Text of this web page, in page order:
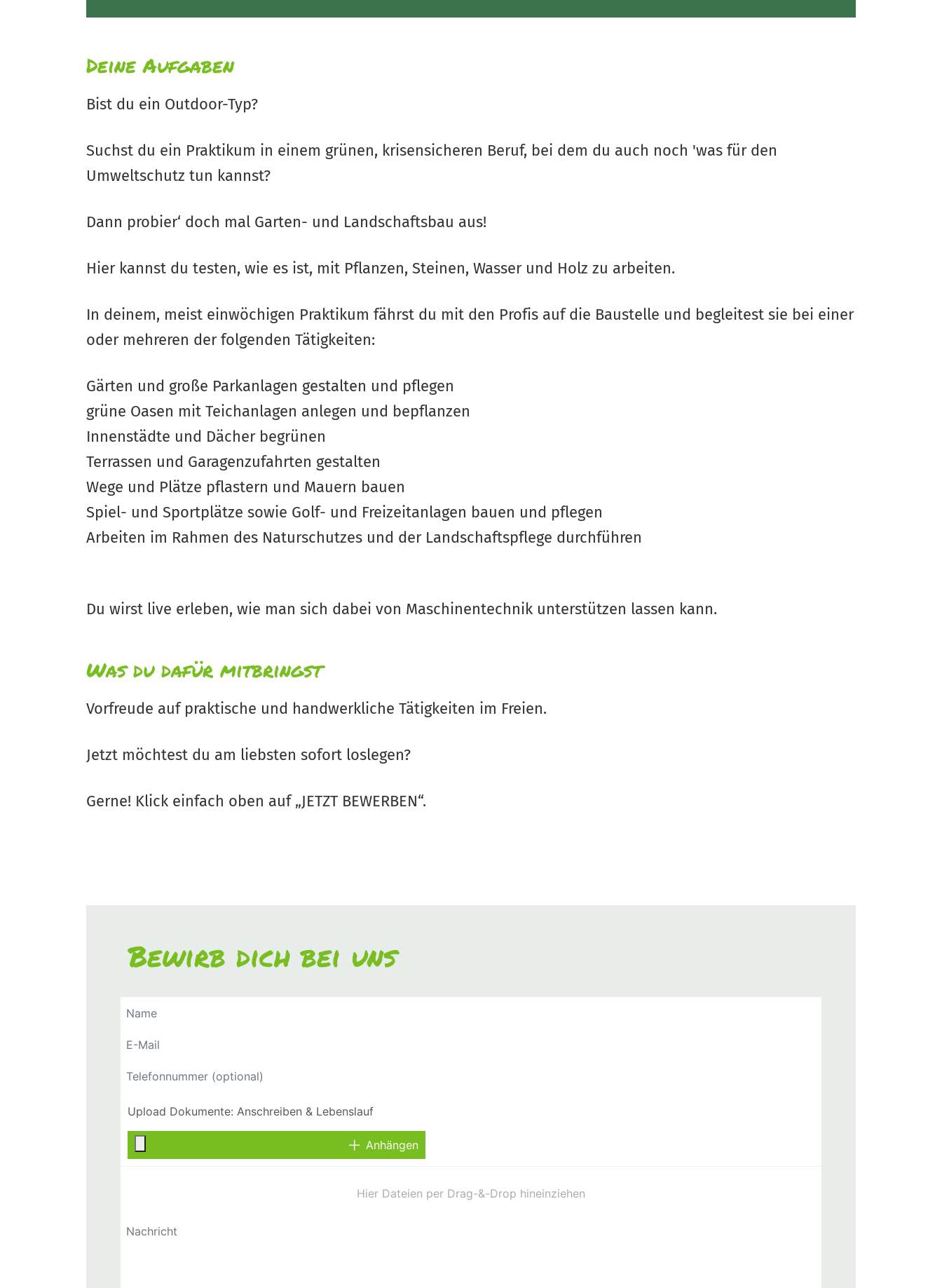
Deine Aufgaben
Bist du ein Outdoor-Typ?
Suchst du ein Praktikum in einem grünen, krisensicheren Beruf, bei dem du auch noch 'was für den
Umweltschutz tun kannst?
Dann probier‘ doch mal Garten- und Landschaftsbau aus!
Hier kannst du testen, wie es ist, mit Pflanzen, Steinen, Wasser und Holz zu arbeiten.
In deinem, meist einwöchigen Praktikum fährst du mit den Profis auf die Baustelle und begleitest sie bei einer
oder mehreren der folgenden Tätigkeiten:
Gärten und große Parkanlagen gestalten und pflegen
grüne Oasen mit Teichanlagen anlegen und bepflanzen
Innenstädte und Dächer begrünen
Terrassen und Garagenzufahrten gestalten
Wege und Plätze pflastern und Mauern bauen
Spiel- und Sportplätze sowie Golf- und Freizeitanlagen bauen und pflegen
Arbeiten im Rahmen des Naturschutzes und der Landschaftspflege durchführen
Du wirst live erleben, wie man sich dabei von Maschinentechnik unterstützen lassen kann.
Was du dafür mitbringst
Vorfreude auf praktische und handwerkliche Tätigkeiten im Freien.
Jetzt möchtest du am liebsten sofort loslegen?
Gerne! Klick einfach oben auf „JETZT BEWERBEN“.
Bewirb dich bei uns
Anhängen